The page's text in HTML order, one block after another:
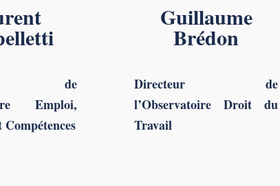
de
Emploi,
Guillaume
Brédon
Directeur de
l’Observatoire Droit du
Travail